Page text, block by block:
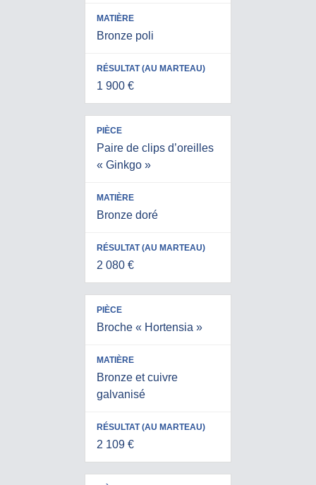
Bronze poli
1 900 €
Paire de clips d’oreilles
« Ginkgo »
Bronze doré
2 080 €
Broche « Hortensia »
Bronze et cuivre
galvanisé
2 109 €